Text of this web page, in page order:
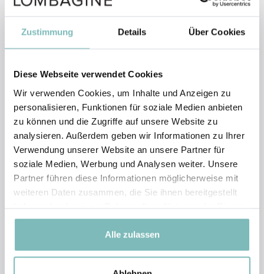
Zustimmung Details Über Cookies
Diese Webseite verwendet Cookies
Wir verwenden Cookies, um Inhalte und Anzeigen zu
personalisieren, Funktionen für soziale Medien anbieten
zu können und die Zugriffe auf unsere Website zu
analysieren. Außerdem geben wir Informationen zu Ihrer
Verwendung unserer Website an unsere Partner für
soziale Medien, Werbung und Analysen weiter. Unsere
Partner führen diese Informationen möglicherweise mit
weiteren Daten zusammen, die Sie ihnen bereitgestellt
gesammelt haben.
Alle zulassen
was soll ich tun?